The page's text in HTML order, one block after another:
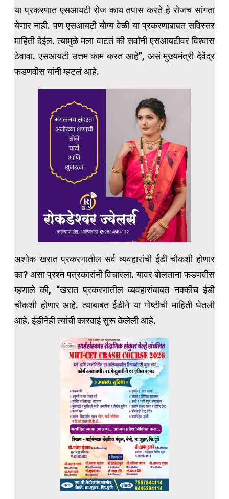
या प्रकरणात एसआयटी रोज काय तपास करते हे रोजच सांगता
येणार नाही. पण एसआयटी योग्य वेळी या प्रकरणाबाबत सविस्तर
माहिती देईल. त्यामुळे मला वाटतं की सर्वांनी एसआयटीवर विश्वास
ठेवावा. एसआयटी उत्तम काम करत आहे”, असं मुख्यमंत्री देवेंद्र
फडणवीस यांनी म्हटलं आहे.
अशोक खरात प्रकरणातील सर्व व्यवहारांची ईडी चौकशी होणार
का? असा प्रश्न पत्रकारांनी विचारला. यावर बोलताना फडणवीस
म्हणाले की, “खरात प्रकरणातील व्यवहारांबाबत नक्कीच ईडी
चौकशी होणार आहे. त्याबाबत ईडीने या गोष्टीची माहिती घेतली
आहे. ईडीनेही त्यांची कारवाई सुरू केलेली आहे.